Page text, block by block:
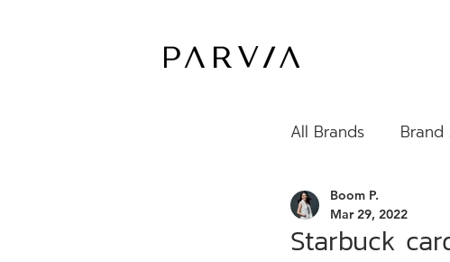
All Brands Brand
Starbuck
Boom P.
Mar 29, 2022